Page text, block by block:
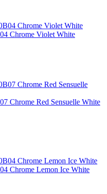
Chrome Violet White
Chrome Red Sensuelle White
Chrome Lemon Ice White